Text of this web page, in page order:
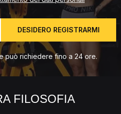
DESIDERO REGISTRARMI
può richiedere fino a 24 ore.
FILOSOFIA